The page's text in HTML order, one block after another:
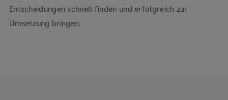
Entscheidungen schnell finden und erfolgreich zur
Umsetzung bringen.